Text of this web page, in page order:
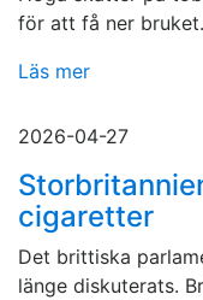
för att få ner
Läs mer
2026-04-27
cigaretter
Det brittiska
länge diskuterats.